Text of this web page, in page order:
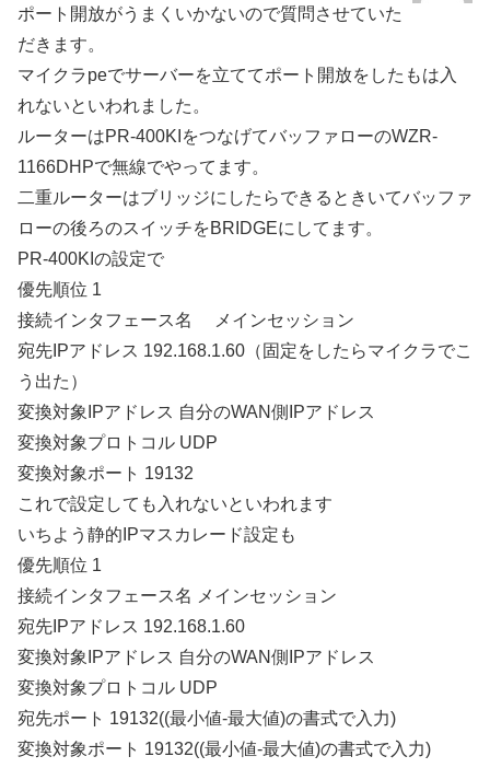
ポート開放がうまくいかないので質問させていた
だきます。
マイクラpeでサーバーを立ててポート開放をしたもは入
れないといわれました。
ルーターはPR-400KIをつなげてバッファローのWZR-
1166DHPで無線でやってます。
二重ルーターはブリッジにしたらできるときいてバッファ
ローの後ろのスイッチをBRIDGEにしてます。
PR-400KIの設定で
優先順位 1
接続インタフェース名 メインセッション
宛先IPアドレス 192.168.1.60（固定をしたらマイクラでこ
う出た）
変換対象IPアドレス 自分のWAN側IPアドレス
変換対象プロトコル UDP
変換対象ポート 19132
これで設定しても入れないといわれます
いちよう静的IPマスカレード設定も
優先順位 1
接続インタフェース名 メインセッション
宛先IPアドレス 192.168.1.60
変換対象IPアドレス 自分のWAN側IPアドレス
変換対象プロトコル UDP
宛先ポート 19132((最小値-最大値)の書式で入力)
変換対象ポート 19132((最小値-最大値)の書式で入力)